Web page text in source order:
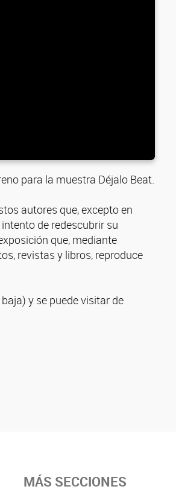
para la muestra Déjalo Beat.
autores que, excepto en
de redescubrir su
que, mediante
revistas y libros, reproduce
y se puede visitar de
MÁS SECCIONES